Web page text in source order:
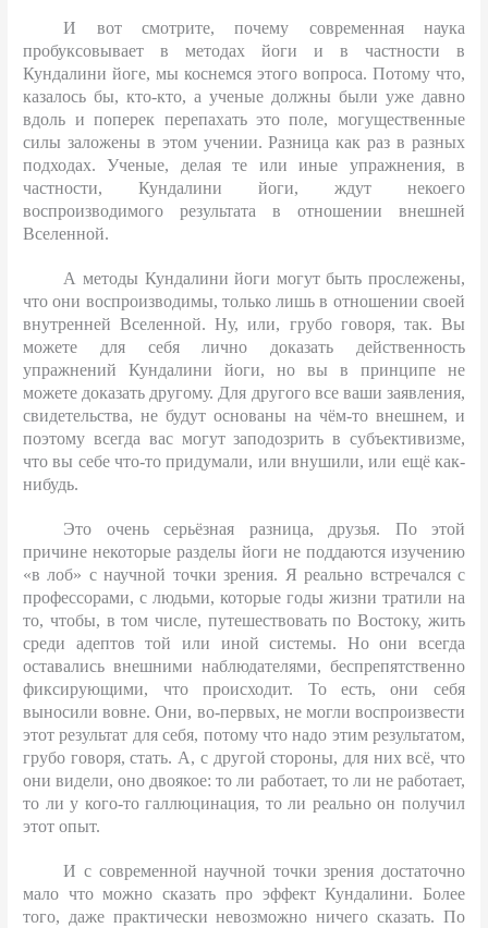
И вот смотрите, почему современная наука
пробуксовывает в методах йоги и в частности в
Кундалини йоге, мы коснемся этого вопроса. Потому что,
казалось бы, кто-кто, а ученые должны были уже давно
вдоль и поперек перепахать это поле, могущественные
силы заложены в этом учении. Разница как раз в разных
подходах. Ученые, делая те или иные упражнения, в
частности, Кундалини йоги, ждут некоего
воспроизводимого результата в отношении внешней
Вселенной.
А методы Кундалини йоги могут быть прослежены,
что они воспроизводимы, только лишь в отношении своей
внутренней Вселенной. Ну, или, грубо говоря, так. Вы
можете для себя лично доказать действенность
упражнений Кундалини йоги, но вы в принципе не
можете доказать другому. Для другого все ваши заявления,
свидетельства, не будут основаны на чём-то внешнем, и
поэтому всегда вас могут заподозрить в субъективизме,
что вы себе что-то придумали, или внушили, или ещё как-
нибудь.
Это очень серьёзная разница, друзья. По этой
причине некоторые разделы йоги не поддаются изучению
«в лоб» с научной точки зрения. Я реально встречался с
профессорами, с людьми, которые годы жизни тратили на
то, чтобы, в том числе, путешествовать по Востоку, жить
среди адептов той или иной системы. Но они всегда
оставались внешними наблюдателями, беспрепятственно
фиксирующими, что происходит. То есть, они себя
выносили вовне. Они, во-первых, не могли воспроизвести
этот результат для себя, потому что надо этим результатом,
грубо говоря, стать. А, с другой стороны, для них всё, что
они видели, оно двоякое: то ли работает, то ли не работает,
то ли у кого-то галлюцинация, то ли реально он получил
этот опыт.
И с современной научной точки зрения достаточно
мало что можно сказать про эффект Кундалини. Более
того, даже практически невозможно ничего сказать. По